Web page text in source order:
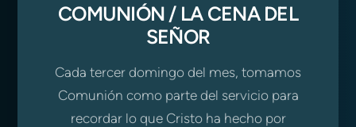
COMUNIÓN / LA CENA DEL
SEÑOR
Cada tercer domingo del mes, tomamos
Comunión como parte del servicio para
recordar lo que Cristo ha hecho por